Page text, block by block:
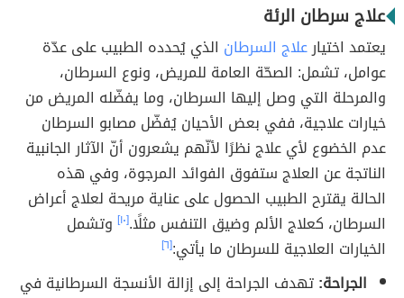
علاج سرطان الرئة
يعتمد اختيارعلاج السرطان الذي يُحدده الطبيب على عدّة
عوامل، تشمل: الصحّة العامة للمريض، ونوع السرطان،
والمرحلة التي وصل إليها السرطان، وما يفضّله المريض من
خيارات علاجية، ففي بعض الأحيان يُفضّل مصابو السرطان
عدم الخضوع لأي علاج نظرًا لأنّهم يشعرون أنّ الآثار الجانبية
الناتجة عن العلاج ستفوق الفوائد المرجوة، وفي هذه
الحالة يقترح الطبيب الحصول على عناية مريحة لعلاج أعراض
السرطان، كعلاج الألم وضيق التنفس مثلًا.[١٠]
وتشمل
الخيارات العلاجية للسرطان ما يأتي:[٦]
الجراحة:تهدف الجراحة إلى إزالة الأنسجة السرطانية في